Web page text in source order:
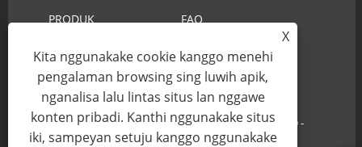
DHEWE
PRODUK
FAQ
NGUNDHUH
KIRIM PITAKONAN
HUBUNGI KITA
Hak Cipta © 2022 YIWU SHANGYI GARMENT CO.,LTD -
Topi Jerami Lifeguard, Topi Jerami Koboi - Kabeh Hak
X
Kita nggunakake cookie kanggo menehi
pengalaman browsing sing luwih apik,
nganalisa lalu lintas situs lan nggawe
konten pribadi. Kanthi nggunakake situs
iki, sampeyan setuju kanggo nggunakake